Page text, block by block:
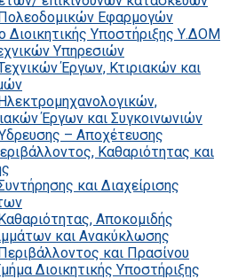
Εφαρμογών
Διοικητικής Υποστήριξης Υ.ΔΟΜ
Υπηρεσιών
Έργων, Κτιριακών και
Έργων και Συγκοινωνιών
– Αποχέτευσης
Καθαριότητας και
και Διαχείρισης
Αποκομιδής
και Ανακύκλωσης
και Πρασίνου
Διοικητικής Υποστήριξης